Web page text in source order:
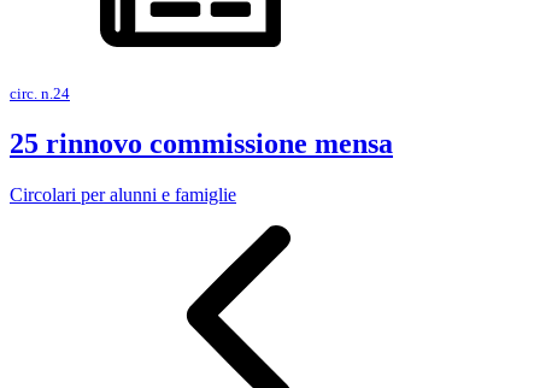
circ. n.24
25 rinnovo commissione mensa
Circolari per alunni e famiglie